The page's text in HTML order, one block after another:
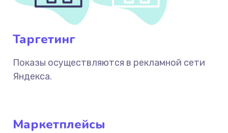
Таргетинг
Показы осуществляются в рекламной сети
Яндекса.
Маркетплейсы